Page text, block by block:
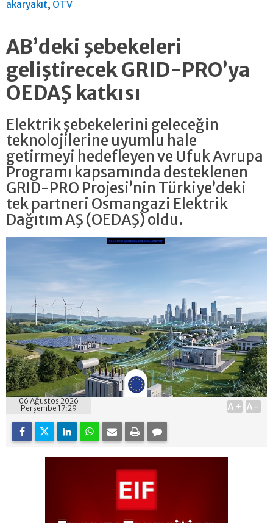
akaryakıt, ÖTV
AB’deki şebekeleri
geliştirecek GRID-PRO’ya
OEDAŞ katkısı
Elektrik şebekelerini geleceğin
teknolojilerine uyumlu hale
getirmeyi hedefleyen ve Ufuk Avrupa
Programı kapsamında desteklenen
GRID-PRO Projesi’nin Türkiye’deki
tek partneri Osmangazi Elektrik
Dağıtım AŞ (OEDAŞ) oldu.
06 Ağustos 2026
Perşembe 17:29
A+ A-